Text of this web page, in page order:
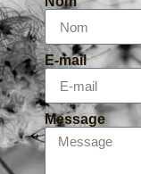
E-mail
Message